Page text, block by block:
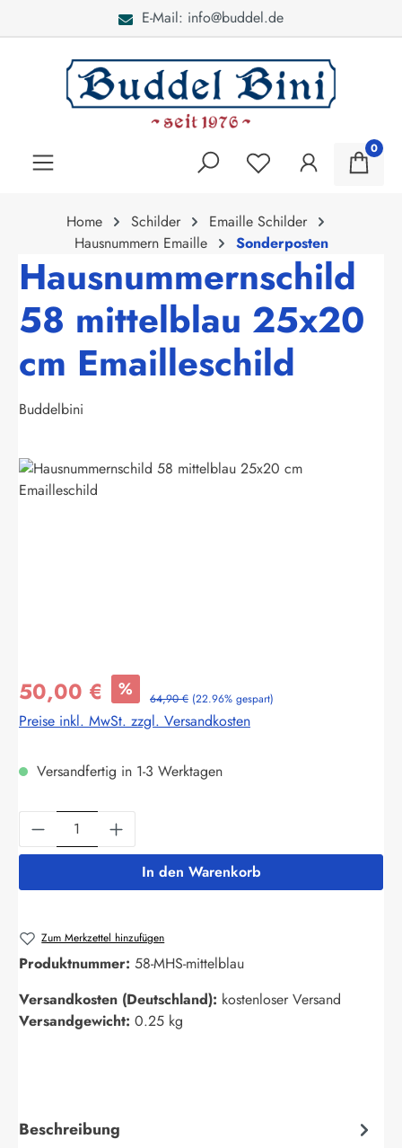
E-Mail: info@buddel.de
0
Home Schilder
Emaille Schilder
Hausnummern Emaille
Sonderposten
Hausnummernschild
58 mittelblau 25x20
cm Emailleschild
Buddelbini
Bildergalerie überspringen
50,00 € % 64,90 € (22.96% gespart)
Preise inkl. MwSt. zzgl. Versandkosten
Versandfertig in 1-3 Werktagen
Produkt Anzahl: Gib den gewünschten
In den Warenkorb
Zum Merkzettel hinzufügen
Produktnummer: 58-MHS-mittelblau
Versandkosten (Deutschland): kostenloser Versand
Versandgewicht: 0.25 kg
Beschreibung